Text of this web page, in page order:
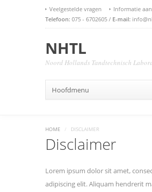
Veelgestelde vragen
Informatie
Telefoon: 075 - 6702605 / E-mail:
NHTL
Noord Hollands Tandtechnisch
Hoofdmenu
HOME / DISCLAIMER
Disclaimer
Lorem ipsum dolor sit amet,
adipiscing elit. Aliquam hendrerit